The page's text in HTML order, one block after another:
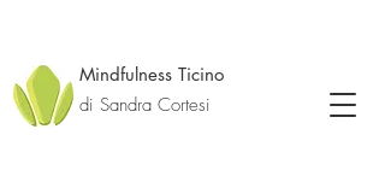
Mindfulness Ticino
di Sandra Cortesi